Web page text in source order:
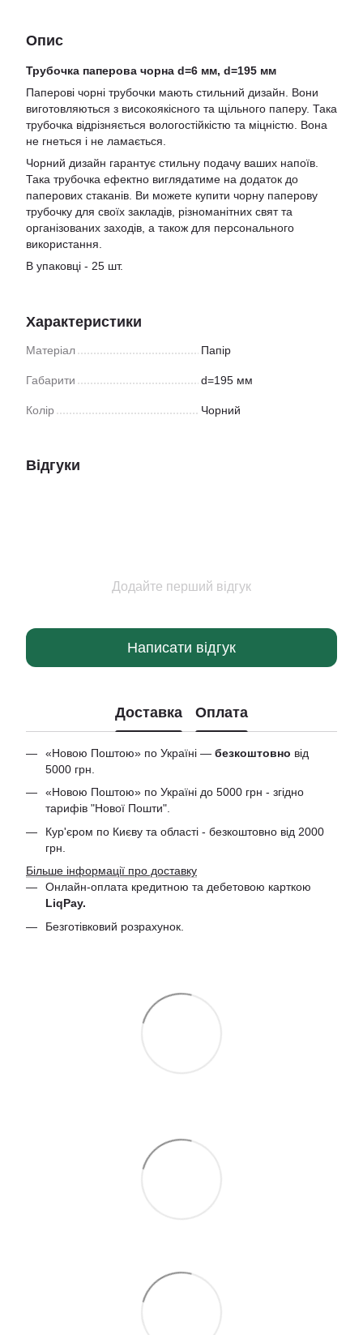
Опис
Трубочка паперова чорна d=6 мм, d=195 мм
Паперові чорні трубочки мають стильний дизайн. Вони
виготовляються з високоякісного та щільного паперу. Така
трубочка відрізняється вологостійкістю та міцністю. Вона
не гнеться і не ламається.
Чорний дизайн гарантує стильну подачу ваших напоїв.
Така трубочка ефектно виглядатиме на додаток до
паперових стаканів. Ви можете купити чорну паперову
трубочку для своїх закладів, різноманітних свят та
організованих заходів, а також для персонального
використання.
В упаковці - 25 шт.
Характеристики
Матеріал Папір
Габарити d=195 мм
Колір Чорний
Відгуки
Додайте перший відгук
Написати відгук
Доставка Оплата
«Новою Поштою» по Україні — безкоштовно від
5000 грн.
«Новою Поштою» по Україні до 5000 грн - згідно
тарифів "Нової Пошти".
Кур'єром по Києву та області - безкоштовно від 2000
грн.
Більше інформації про доставку
Онлайн-оплата кредитною та дебетовою карткою
LiqPay.
Безготівковий розрахунок.